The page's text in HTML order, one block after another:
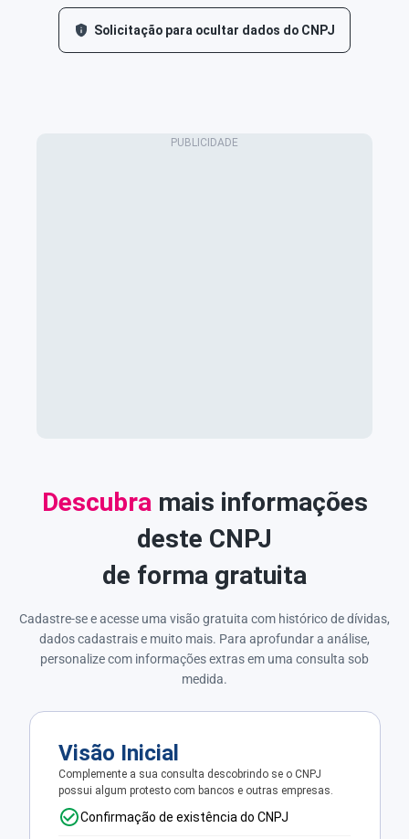
Solicitação para ocultar dados do CNPJ
Descubra mais informações
deste CNPJ
de forma gratuita
Cadastre-se e acesse uma visão gratuita com histórico de dívidas,
dados cadastrais e muito mais. Para aprofundar a análise,
personalize com informações extras em uma consulta sob
medida.
Visão Inicial
Complemente a sua consulta descobrindo se o CNPJ
possui algum protesto com bancos e outras empresas.
Confirmação de existência do CNPJ